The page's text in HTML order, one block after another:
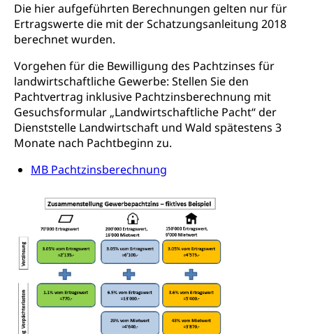
Die hier aufgeführten Berechnungen gelten nur für
Ertragswerte die mit der Schatzungsanleitung 2018
berechnet wurden.
Vorgehen für die Bewilligung des Pachtzinses für
landwirtschaftliche Gewerbe: Stellen Sie den
Pachtvertrag inklusive Pachtzinsberechnung mit
Gesuchsformular „Landwirtschaftliche Pacht“ der
Dienststelle Landwirtschaft und Wald spätestens 3
Monate nach Pachtbeginn zu.
MB Pachtzinsberechnung
Obligatorische Krankenversicherung (WAS
Kranken- und Unfallversicherung
Lebensmittelhygiene, Produktesicherheit
Lebensmittel
Prävention
Gesundheitsvorsorge, Wellness, Unfallverhütung,
Suchtprävention, Alkoholprävention,
Tabakprävention, Primärprävention,
Sekundärprävention, Tertiärprävention
Darmkrebsvorsorge
Gesundheitsförderung
Prävention (Polizei)
Suchtprävention
Gesundheitsversorgung
Soziale Sicherheit
Arbeitslosenversicherung,
Unfallversicherung, Invalidenversicherung,
Sozialhilfe
Kranken- und Unfallversicherung
(gruezi.lu.ch)
Krankenversicherung (WAS Luzern)
Existenzsicherung - Sozialhilfe
Soziales und Gesellschaft (Dienststelle)
Sucht und Drogen
Drogenabhängigkeit, Drogensucht,
Medikamentenabhängigkeit,
Arzneimittelabhängigkeit, Suchtkrankheit,
Drogenabhängige, Drogensüchtige,
Betäubungsmittel, Suchtmittel, Psychopharmaka